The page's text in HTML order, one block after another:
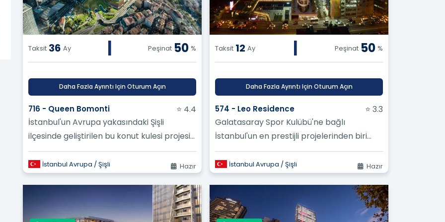
edilen kapalı site projeleri var mı? ?
Taksit 36 Ay | Peşinat 50 %
Daha Fazla Ayrıntı Için Oturum Açın
716 - Queen Bomonti
⭐ 4.4
İstanbul'un Avrupa yakasındaki Şişli
ilçesinde geliştirilen bu konut kulesi projesi,
iç mekan kalitesiyle sakinlerinin y...
İstanbul Avrupa / Şişli Hazır
Taksit 12 Ay | Peşinat 50 %
Daha Fazla Ayrıntı Için Oturum Açın
574 - Leo Residence
⭐ 3.3
Galatasaray Spor Kulübü'ne bağlı
İstanbul'un en prestijli projelerinden biri
Şişli'de yer alıyor
İstanbul Avrupa / Şişli Hazır